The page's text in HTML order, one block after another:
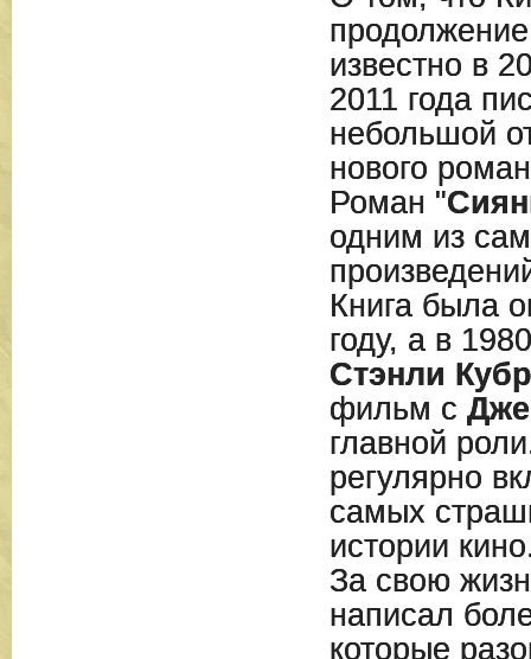
известно в
2011 года
небольшой
нового
Роман "
одним из
Книга была
году, а в
Стэнли
фильм с
главной
регулярно
самых
истории
За свою
написал
которые